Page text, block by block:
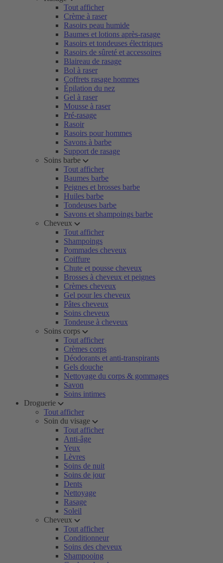
Tout afficher
Crème à raser
Rasoirs peau humide
Baumes et lotions après-rasage
Rasoirs et tondeuses électriques
Rasoirs de sûreté et accessoires
Blaireau de rasage
Bol à raser
Coffrets rasage hommes
Épilation du nez
Gel à raser
Mousse à raser
Pré-rasage
Rasoir
Rasoirs pour hommes
Savons à barbe
Support de rasage
Soins barbe
Tout afficher
Baumes barbe
Peignes et brosses barbe
Huiles barbe
Tondeuses barbe
Savons et shampoings barbe
Cheveux
Tout afficher
Shampoings
Pommades cheveux
Coiffure
Chute et pousse cheveux
Brosses à cheveux et peignes
Crèmes cheveux
Gel pour les cheveux
Pâtes cheveux
Soins cheveux
Tondeuse à cheveux
Soins corps
Tout afficher
Crèmes corps
Déodorants et anti-transpirants
Gels douche
Nettoyage du corps & gommages
Savon
Soins intimes
Droguerie
Tout afficher
Soin du visage
Tout afficher
Anti-âge
Yeux
Lèvres
Soins de nuit
Soins de jour
Dents
Nettoyage
Rasage
Soleil
Cheveux
Tout afficher
Conditionneur
Soins des cheveux
Shampooing